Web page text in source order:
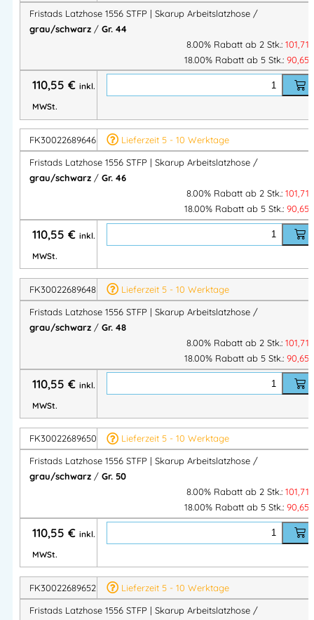
2 Vordertaschen
2 Gesäßtaschen
Beintasche mit zusätzlichen Taschen
Schlaufe für innenliegende Zollstocktasche
Beintasche mit Patte & Klettverschluss,
zusätzliche Tasche mit Patte & Klett,
D-Ringunter der Patte
CORDURA®-verstärkte Knietaschen, von außen
zugänglich
Höhenverstellung der Kniepolsterin den Knietaschen
CORDURA®-verstärkte Beinabschlüsse
Normen & Zertifizierungen
EN 14404– Knieschutz (in Kombination mit Kniepolstern
124292)
Industriewäsche geeignet
als VAS-Lösung optional integrierbar
Material & Gewicht
Material:
65 % Polyester
35 % Baumwolle
Konzept
Skarup– langlebige, funktionelle Workwear für Service,
Industrie und Handwerk
Fristads Latzhose 1556 STFP | Skarup Arbeitslatzhose /
grau/schwarz/ Gr. 44
8.00% Rabatt ab 2 Stk.: 101,71
18.00% Rabatt ab 5 Stk.: 90,65
110,55 € inkl.
MWSt.
FK30022689646
Lieferzeit 5 - 10 Werktage
Fristads Latzhose 1556 STFP | Skarup Arbeitslatzhose /
grau/schwarz/ Gr. 46
8.00% Rabatt ab 2 Stk.: 101,71
18.00% Rabatt ab 5 Stk.: 90,65
110,55 € inkl.
MWSt.
FK30022689648
Lieferzeit 5 - 10 Werktage
Fristads Latzhose 1556 STFP | Skarup Arbeitslatzhose /
grau/schwarz/ Gr. 48
8.00% Rabatt ab 2 Stk.: 101,71
18.00% Rabatt ab 5 Stk.: 90,65
110,55 € inkl.
MWSt.
FK30022689650
Lieferzeit 5 - 10 Werktage
Fristads Latzhose 1556 STFP | Skarup Arbeitslatzhose /
grau/schwarz/ Gr. 50
8.00% Rabatt ab 2 Stk.: 101,71
18.00% Rabatt ab 5 Stk.: 90,65
110,55 € inkl.
MWSt.
FK30022689652
Lieferzeit 5 - 10 Werktage
Fristads Latzhose 1556 STFP | Skarup Arbeitslatzhose /